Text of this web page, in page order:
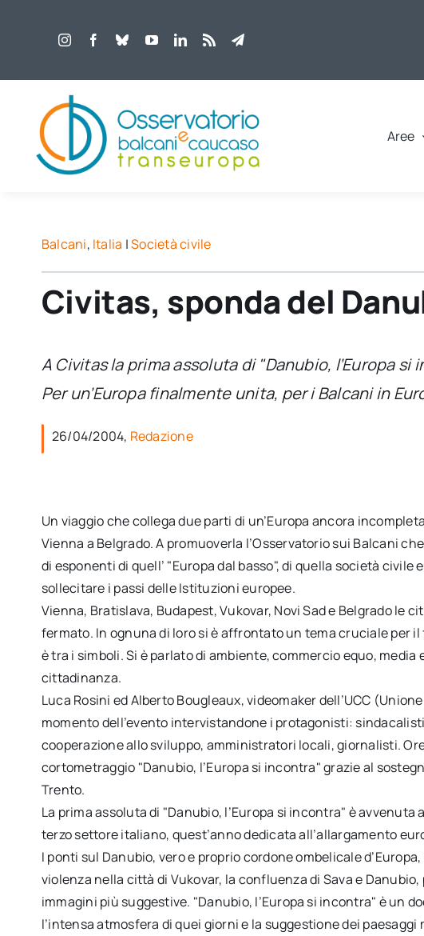
Aree
Balcani, Italia |Società civile
Civitas, sponda del
A Civitas la prima assoluta di "Danubio, l’Europa
Per un’Europa finalmente unita, per i Balcani in
26/04/2004, Redazione
Un viaggio che collega due parti di un’Europa ancora
Vienna a Belgrado. A promuoverla l’Osservatorio sui Balcani
di esponenti di quell’ "Europa dal basso", di quella società
sollecitare i passi delle Istituzioni europee.
Vienna, Bratislava, Budapest, Vukovar, Novi Sad e Belgrado le
fermato. In ognuna di loro si è affrontato un tema cruciale per il
è tra i simboli. Si è parlato di ambiente, commercio equo,
cittadinanza.
Luca Rosini ed Alberto Bougleaux, videomaker dell’UCC
momento dell’evento intervistandone i protagonisti:
cooperazione allo sviluppo, amministratori locali, giornalisti.
cortometraggio "Danubio, l’Europa si incontra" grazie al
Trento.
La prima assoluta di "Danubio, l’Europa si incontra" è
terzo settore italiano, quest’anno dedicata all’allargamento
I ponti sul Danubio, vero e proprio cordone ombelicale
violenza nella città di Vukovar, la confluenza di Sava e
immagini più suggestive. "Danubio, l’Europa si incontra" è un
l’intensa atmosfera di quei giorni e la suggestione dei